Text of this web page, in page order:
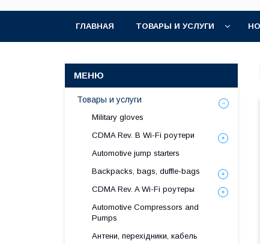
ГЛАВНАЯ ТОВАРЫ И УСЛУГИ
Товары и услуги
Military gloves
CDMA Rev. B Wi-Fi роутери
Automotive jump starters
Backpacks, bags, duffle-bags
CDMA Rev. A Wi-Fi роутеры
Automotive Compressors and
Pumps
Антени, перехідники, кабель